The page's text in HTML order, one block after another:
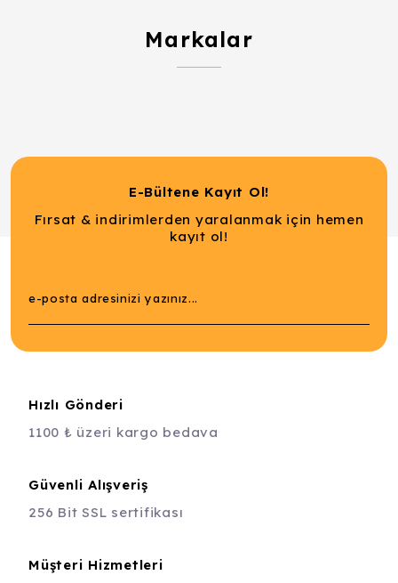
Markalar
E-Bültene Kayıt Ol!
Fırsat & indirimlerden yaralanmak için hemen
kayıt ol!
Hızlı Gönderi
1100 ₺ üzeri kargo bedava
Güvenli Alışveriş
256 Bit SSL sertifikası
Müşteri Hizmetleri